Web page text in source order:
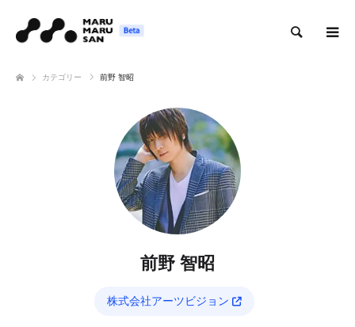
カテゴリー 前野 智昭
前野 智昭
株式会社アーツビジョン